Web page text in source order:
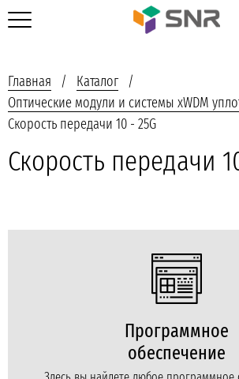
Главная
Каталог
Оптические модули и системы xWDM
Скорость передачи 10 - 25G
Скорость передачи
Программное
обеспечение